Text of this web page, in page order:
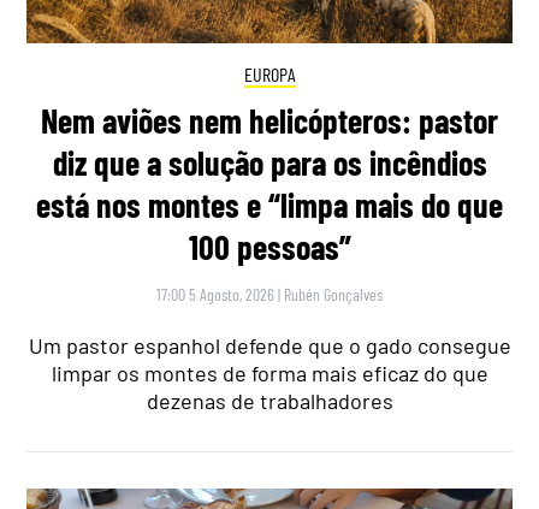
EUROPA
Nem aviões nem helicópteros: pastor
diz que a solução para os incêndios
está nos montes e “limpa mais do que
100 pessoas”
17:00 5 Agosto, 2026 | Rubén Gonçalves
Um pastor espanhol defende que o gado consegue
limpar os montes de forma mais eficaz do que
dezenas de trabalhadores